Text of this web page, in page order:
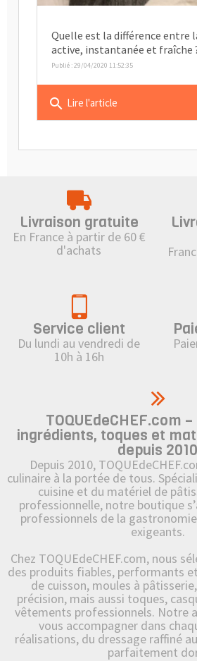
Quelle est la différence entre
active, instantanée et fraîche
Publié : 29/04/2020 11:52:35
search Lire l'article
Livraison gratuite
En France à partir de 60 €
d'achats
Service client
Du lundi au vendredi de
10h à 16h
TOQUEdeCHEF.com
ingrédients, toques et
depuis 2010
Depuis 2010,
culinaire à la portée de tous.
cuisine et du matériel de
professionnelle, notre boutique
professionnels de la
exigeants.
Chez TOQUEdeCHEF.com, nous
des produits fiables, performants
de cuisson, moules à
précision, mais aussi toques,
vêtements professionnels. Notre
vous accompagner dans
réalisations, du dressage raffiné
parfaitement